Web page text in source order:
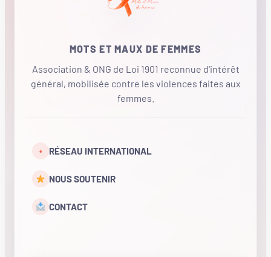
MOTS ET MAUX DE FEMMES
Association & ONG de Loi 1901 reconnue d'intérêt
général, mobilisée contre les violences faites aux
femmes.
• RÉSEAU INTERNATIONAL
NOUS SOUTENIR
CONTACT